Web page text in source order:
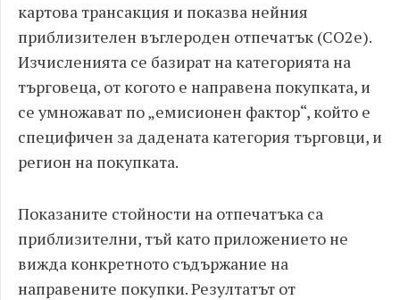
картова трансакция и показва нейния
приблизителен въглероден отпечатък (CO2e).
Изчисленията се базират на категорията на
търговеца, от когото е направена покупката, и
се умножават по „емисионен фактор“, който е
специфичен за дадената категория търговци, и
регион на покупката.
Показаните стойности на отпечатъка са
приблизителни, тъй като приложението не
вижда конкретното съдържание на
направените покупки. Резултатът от